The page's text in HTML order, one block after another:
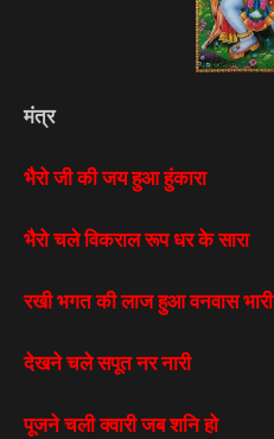
मंत्र
भैरो जी की जय हुआ हुंकारा
भैरो चले विकराल रूप धर के सारा
रखी भगत की लाज हुआ वनवास भारी
देखने चले सपूत नर नारी
पूजने चली क्वारी जब शनि हो